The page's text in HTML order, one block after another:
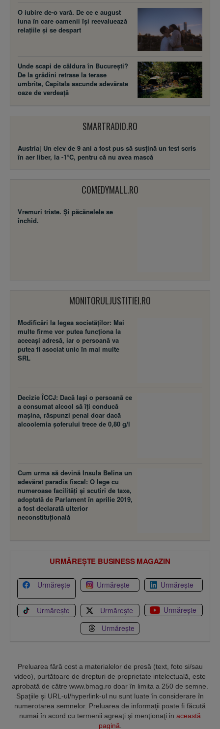
O iubire de-o vară. De ce e august
luna în care oamenii își reevaluează
relațiile și se despart
Unde scapi de căldura în București?
De la grădini retrase la terase
umbrite, Capitala ascunde adevărate
oaze de verdeață
SMARTRADIO.RO
Austria| Un elev de 9 ani a fost pus să susţină un test scris
în aer liber, la -1°C, pentru că nu avea mască
COMEDYMALL.RO
Vremuri triste. Şi păcănelele se
închid.
MONITORULJUSTITIEI.RO
Modificări la legea societăţilor: Mai
multe firme vor putea funcţiona la
aceeaşi adresă, iar o persoană va
putea fi asociat unic în mai multe
SRL
Decizie ÎCCJ: Dacă laşi o persoană ce
a consumat alcool să îţi conducă
maşina, răspunzi penal doar dacă
alcoolemia şoferului trece de 0,80 g/l
Cum urma să devină Insula Belina un
adevărat paradis fiscal: O lege cu
numeroase facilităţi şi scutiri de taxe,
adoptată de Parlament în aprilie 2019,
a fost declarată ulterior
neconstituţională
URMĂREȘTE BUSINESS MAGAZIN
Urmărește Urmărește Urmărește
Urmărește Urmărește
Urmărește
Urmărește
Preluarea fără cost a materialelor de presă (text, foto si/sau
video), purtătoare de drepturi de proprietate intelectuală, este
aprobată de către www.bmag.ro doar în limita a 250 de semne.
Spaţiile şi URL-ul/hyperlink-ul nu sunt luate în considerare în
numerotarea semnelor. Preluarea de informaţii poate fi făcută
numai în acord cu termenii agreaţi şi menţionaţi in această
pagină.